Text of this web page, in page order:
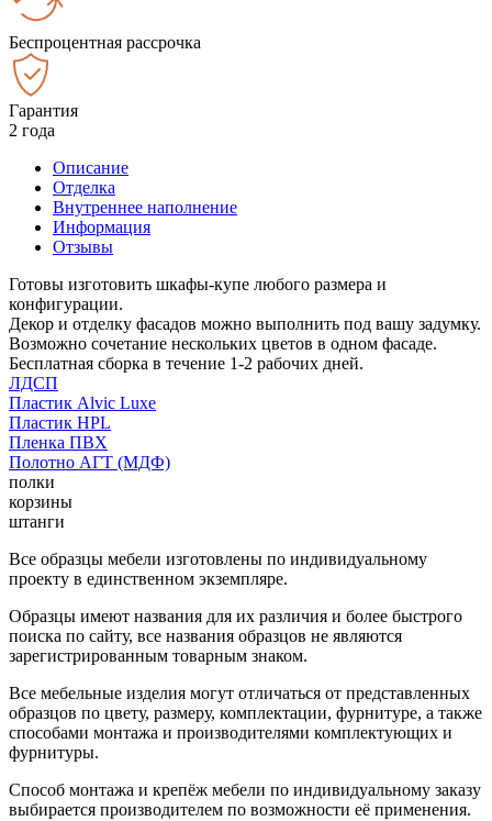
Беспроцентная рассрочка
Гарантия
2 года
Описание
Отделка
Внутреннее наполнение
Информация
Отзывы
Готовы изготовить шкафы-купе любого размера и
конфигурации.
Декор и отделку фасадов можно выполнить под вашу задумку.
Возможно сочетание нескольких цветов в одном фасаде.
Бесплатная сборка в течение 1-2 рабочих дней.
ЛДСП
Пластик Alvic Luxe
Пластик HPL
Пленка ПВХ
Полотно АГТ (МДФ)
полки
корзины
штанги
Все образцы мебели изготовлены по индивидуальному
проекту в единственном экземпляре.
Образцы имеют названия для их различия и более быстрого
поиска по сайту, все названия образцов не являются
зарегистрированным товарным знаком.
Все мебельные изделия могут отличаться от представленных
образцов по цвету, размеру, комплектации, фурнитуре, а также
способами монтажа и производителями комплектующих и
фурнитуры.
Способ монтажа и крепёж мебели по индивидуальному заказу
выбирается производителем по возможности её применения.